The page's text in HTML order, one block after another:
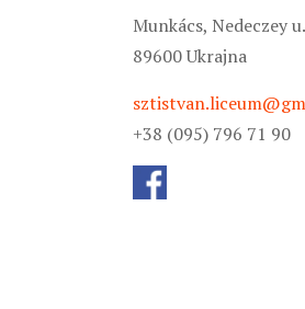
Munkács, Nedeczey
89600 Ukrajna
+38 (095) 796 71 90